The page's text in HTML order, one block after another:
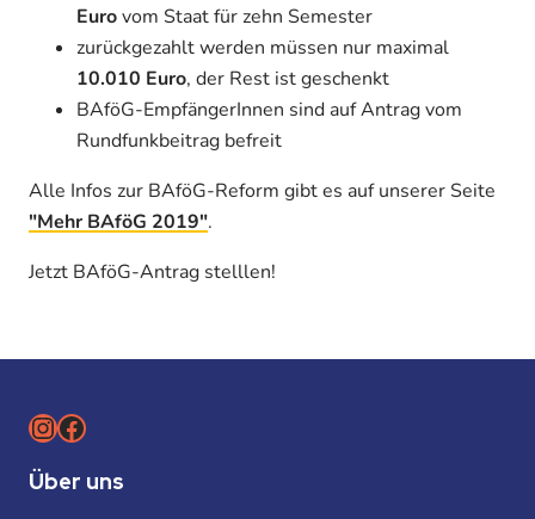
Eurovom Staat für zehn Semester
zurückgezahlt werden müssen nur maximal
10.010 Euro, der Rest ist geschenkt
BAföG-EmpfängerInnen sind auf Antrag vom
Rundfunkbeitrag befreit
Alle Infos zur BAföG-Reform gibt es auf unserer Seite
"Mehr BAföG 2019".
Jetzt BAföG-Antrag stelllen!
Instagram
Facebook
Über uns